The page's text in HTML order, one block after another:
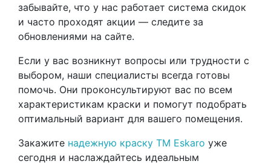
забывайте, что у нас работает система скидок
и часто проходят акции — следите за
обновлениями на сайте.
Если у вас возникнут вопросы или трудности с
выбором, наши специалисты всегда готовы
помочь. Они проконсультируют вас по всем
характеристикам краски и помогут подобрать
оптимальный вариант для вашего помещения.
Закажите надежную краску ТМ Eskaro уже
сегодня и наслаждайтесь идеальным